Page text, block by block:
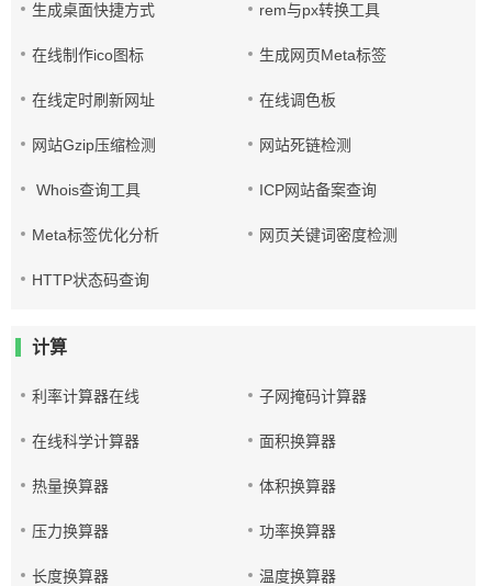
生成桌面快捷方式 rem与px转换工具
在线制作ico图标 生成网页Meta标签
在线定时刷新网址 在线调色板
网站Gzip压缩检测 网站死链检测
Whois查询工具 ICP网站备案查询
Meta标签优化分析 网页关键词密度检测
HTTP状态码查询
计算
利率计算器在线 子网掩码计算器
在线科学计算器 面积换算器
热量换算器 体积换算器
压力换算器 功率换算器
长度换算器 温度换算器